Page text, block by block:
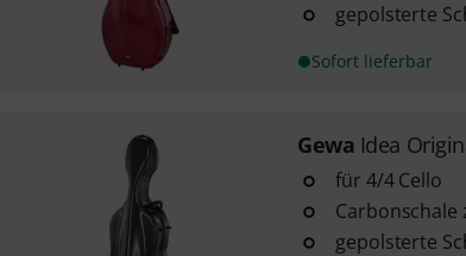
gepolsterte
Sofort lieferbar
Gewa Idea
für 4/4 Cello
Carbonschale
gepolsterte